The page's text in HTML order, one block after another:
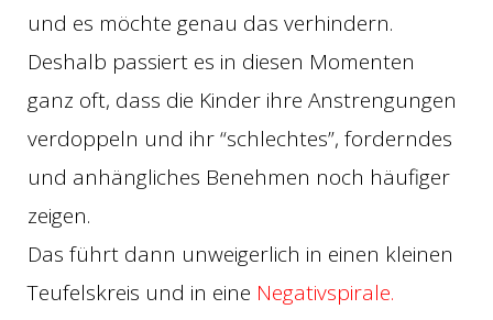
und es möchte genau das verhindern.
Deshalb passiert es in diesen Momenten
ganz oft, dass die Kinder ihre Anstrengungen
verdoppeln und ihr “schlechtes”, forderndes
und anhängliches Benehmen noch häufiger
zeigen.
Das führt dann unweigerlich in einen kleinen
Teufelskreis und in eine Negativspirale.